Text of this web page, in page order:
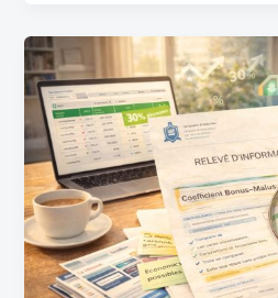
Relevé
d’information
assurance
auto
:
comprendre
et
utiliser
ce
document